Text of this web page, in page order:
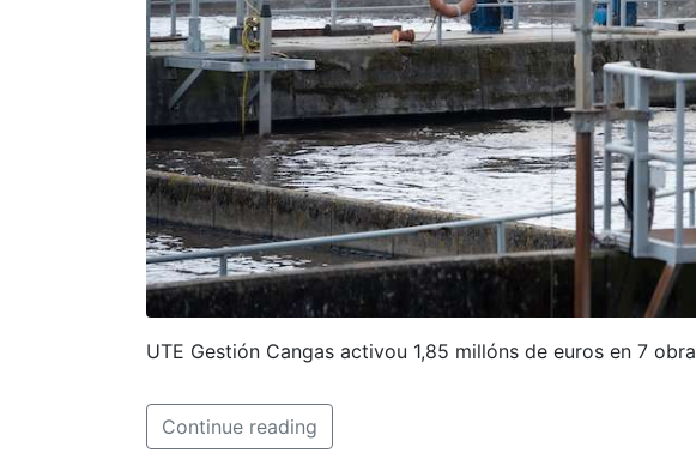
UTE Gestión Cangas activou 1,85 millóns de euros en 7
Continue reading